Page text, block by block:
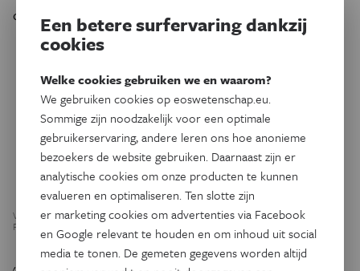
de situatie ter plaatse.'
Van links naar rechts: zwart-wit, kleur- en hyperspectrale beeldvorming. (beeld:
Perception Park)
Een betere surfervaring dankzij
cookies
Welke cookies gebruiken we en waarom?
We gebruiken cookies op eoswetenschap.eu.
Sommige zijn noodzakelijk voor een optimale
gebruikerservaring, andere leren ons hoe anonieme
bezoekers de website gebruiken. Daarnaast zijn er
analytische cookies om onze producten te kunnen
evalueren en optimaliseren. Ten slotte zijn
er marketing cookies om advertenties via Facebook
en Google relevant te houden en om inhoud uit social
media te tonen. De gemeten gegevens worden altijd